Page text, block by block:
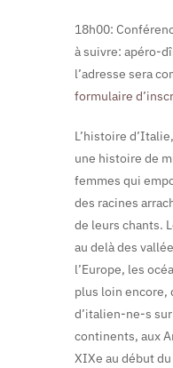
18h00:
à suivre: apéro-
l’adresse sera
formulaire
L’histoire
une histoire de
femmes qui
des racines
de leurs chants.
au delà des
l’Europe, les
plus loin encore,
d’italien-ne-s
continents, aux
XIXe au début